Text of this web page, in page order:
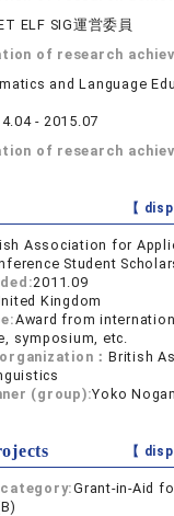
ELF SIG運営委員
of research
and Language
- 2015.07
of research
【
Association for
Student
2011.09
Kingdom
Award from
symposium, etc.
：British
(group):Yoko
【
category:Grant-in-Aid